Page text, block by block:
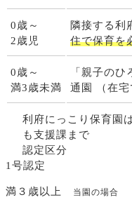
0歳～
2歳児
隣接する利
住で保育を
0歳～
満3歳未満
「親子の
通園
（在
利府にっこり保育園
も支援課まで
認定区分
1号認定
満３歳以上 当園の場合